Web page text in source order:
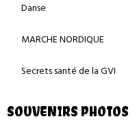
Danse
MARCHE NORDIQUE
Secrets santé de la GVI
SOUVENIRS PHOTOS